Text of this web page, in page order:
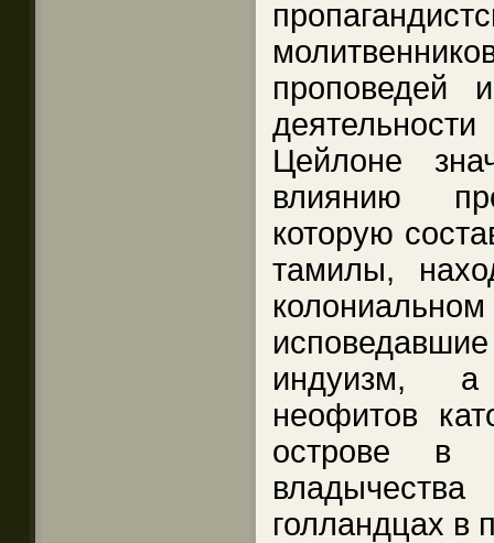
проповедей
Цейлоне
влиянию
которую
тамилы,
индуизм, а
неофитов
острове в
голландцах в